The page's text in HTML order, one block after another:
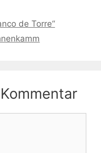
de Torre“